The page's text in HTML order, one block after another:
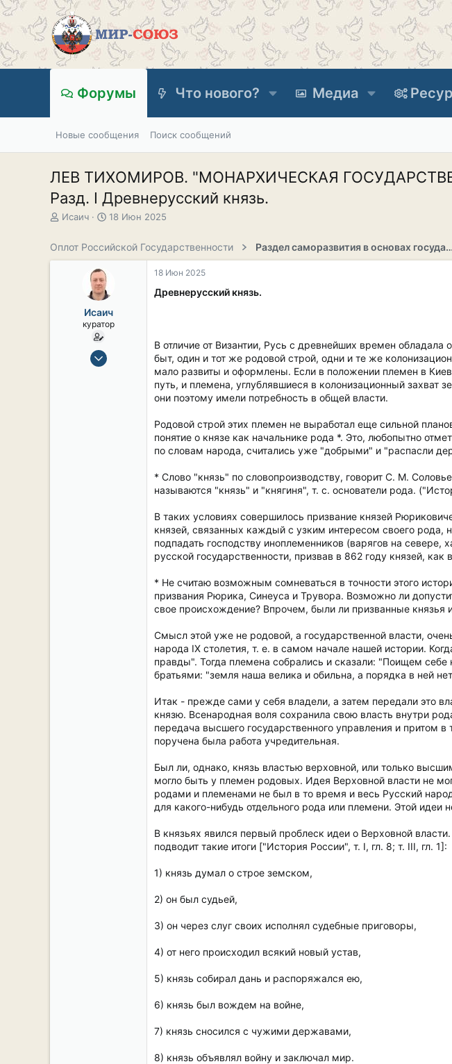
Форумы Что нового? Медиа
Новые сообщения Поиск сообщений
ЛЕВ ТИХОМИРОВ. "МОНАРХИЧЕСКАЯ
Разд. I Древнерусский князь.
А
о
Исаич
Д
а
л
а
18 Июн 2025
Оплот Российской Государственности Раздел саморазвития в
Исаич
куратор
15 Сен 2019
18 Июн 2025
Древнерусский князь.
В отличие от Византии, Русь с древнейших времен
быт, один и тот же родовой строй, одни и те же
мало развиты и оформлены. Если в положении племен в
путь, и племена, углублявшиеся в колонизационный
они поэтому имели потребность в общей власти.
Родовой строй этих племен не выработал еще сильной
понятие о князе как начальнике рода *. Это, любопытно
по словам народа, считались уже "добрыми" и "распасли
* Слово "князь" по словопроизводству, говорит С. М.
называются "князь" и "княгиня", т. с. основатели рода.
В таких условиях совершилось призвание князей
князей, связанных каждый с узким интересом своего рода,
подпадать господству иноплеменников (варягов на
русской государственности, призвав в 862 году князей,
* Не считаю возможным сомневаться в точности этого
призвания Рюрика, Синеуса и Трувора. Возможно ли
свое происхождение? Впрочем, были ли призванные князья
Смысл этой уже не родовой, а государственной власти,
народа IX столетия, т. е. в самом начале нашей истории.
правды". Тогда племена собрались и сказали: "Поищем
братьями: "земля наша велика и обильна, а порядка в ней
Итак - прежде сами у себя владели, а затем передали это
князю. Всенародная воля сохранила свою власть внутри
передача высшего государственного управления и притом
поручена была работа учредительная.
Был ли, однако, князь властью верховной, или только
могло быть у племен родовых. Идея Верховной власти не
родами и племенами не был в то время и весь Русский
для какого-нибудь отдельного рода или племени. Этой
В князьях явился первый проблеск идеи о Верховной
подводит такие итоги ["История России", т. I, гл. 8; т. III, гл. 1]:
1) князь думал о строе земском,
2) он был судьей,
3) он через слуг своих исполнял судебные приговоры,
4) от него происходил всякий новый устав,
5) князь собирал дань и распоряжался ею,
6) князь был вождем на войне,
7) князь сносился с чужими державами,
8) князь объявлял войну и заключал мир.